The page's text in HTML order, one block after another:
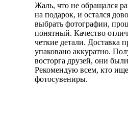
Жаль, что не обращался
на подарок, и остался
выбрать фотографии,
понятный. Качество
четкие детали. Доставка
упаковано аккуратно.
восторга друзей, они
Рекомендую всем, кто
фотосувениры.